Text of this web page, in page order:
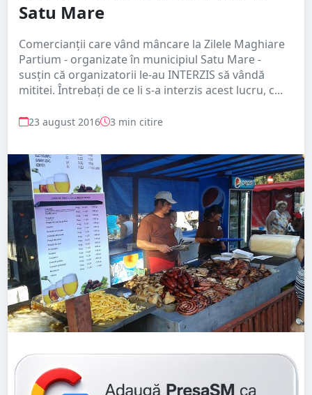
Satu Mare
Comercianții care vând mâncare la Zilele Maghiare
Partium - organizate în municipiul Satu Mare -
susțin că organizatorii le-au INTERZIS să vândă
mititei. Întrebați de ce li s-a interzis acest lucru, c...
23 august 2016 3 min citire